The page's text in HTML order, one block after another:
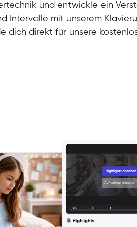
und entwickle ein
Intervalle mit unserem
dich direkt für unsere